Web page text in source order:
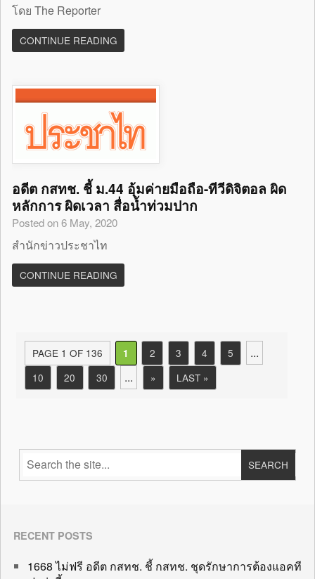
โดย The Reporter
CONTINUE READING
อดีต กสทช. ชี้ ม.44 อุ้มค่ายมือถือ-ทีวีดิจิตอล ผิด
หลักการ ผิดเวลา สื่อน้ำท่วมปาก
Posted on 6 May, 2020
สำนักข่าวประชาไท
CONTINUE READING
PAGE 1 OF 136 1 2 3 4 5 ...
10 20 30 ... » LAST »
RECENT POSTS
1668 ไม่ฟรี อดีต กสทช. ชี้ กสทช. ชุดรักษาการต้องแอคที